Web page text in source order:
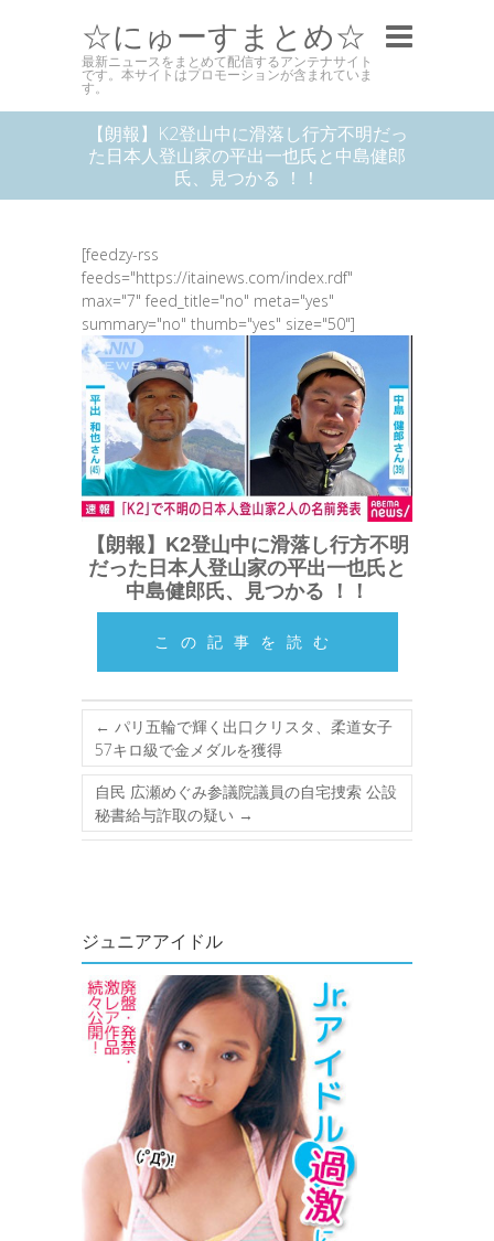
☆にゅーすまとめ☆
最新ニュースをまとめて配信するアンテナサイト
です。本サイトはプロモーションが含まれていま
す。
【朗報】K2登山中に滑落し行方不明だっ
た日本人登山家の平出一也氏と中島健郎
氏、見つかる ！！
[feedzy-rss
feeds="https://itainews.com/index.rdf"
max="7" feed_title="no" meta="yes"
summary="no" thumb="yes" size="50"]
【朗報】K2登山中に滑落し行方不明
だった日本人登山家の平出一也氏と
中島健郎氏、見つかる ！！
この記事を読む
← パリ五輪で輝く出口クリスタ、柔道女子
57キロ級で金メダルを獲得
自民 広瀬めぐみ参議院議員の自宅捜索 公設
秘書給与詐取の疑い →
ジュニアアイドル